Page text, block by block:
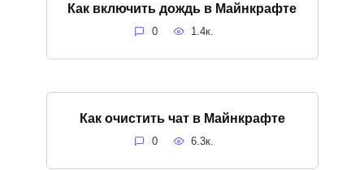
Как включить дождь в Майнкрафте
0 1.4к.
Как очистить чат в Майнкрафте
0 6.3к.